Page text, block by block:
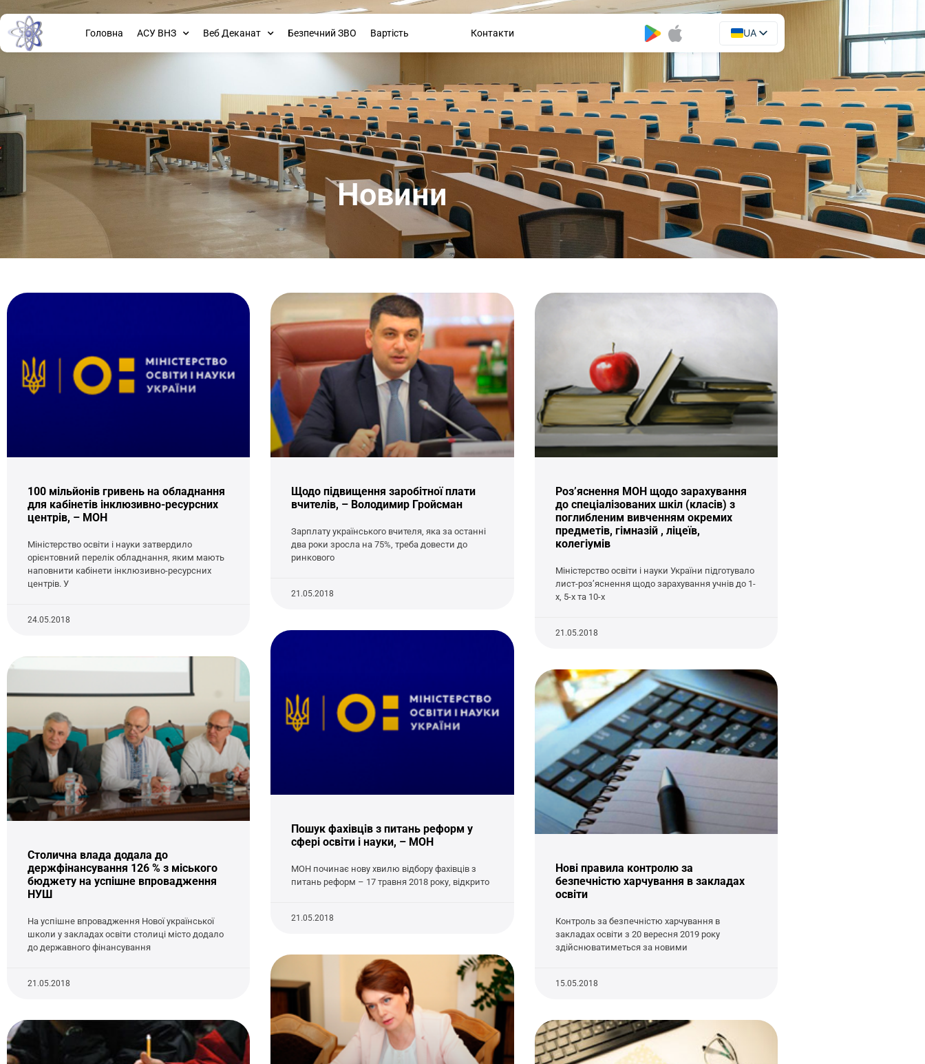
Головна АСУ ВНЗ Веб Деканат Безпечний ЗВО Вартість Контакти
UA
EN
Новини
100 мільйонів гривень на обладнання
для кабінетів інклюзивно-ресурсних
центрів, – МОН
Міністерство освіти і науки затвердило
орієнтовний перелік обладнання, яким мають
наповнити кабінети інклюзивно-ресурсних
центрів. У
24.05.2018
Щодо підвищення заробітної плати
вчителів, – Володимир Гройсман
Зарплату українського вчителя, яка за останні
два роки зросла на 75%, треба довести до
ринкового
21.05.2018
Роз’яснення МОН щодо зарахування
до спеціалізованих шкіл (класів) з
поглибленим вивченням окремих
предметів, гімназій , ліцеїв,
колегіумів
Міністерство освіти і науки України підготувало
лист-роз’яснення щодо зарахування учнів до 1-
х, 5-х та 10-х
21.05.2018
Столична влада додала до
держфінансування 126 % з міського
бюджету на успішне впровадження
НУШ
На успішне впровадження Нової української
школи у закладах освіти столиці місто додало
до державного фінансування
21.05.2018
Пошук фахівців з питань реформ у
сфері освіти і науки, – МОН
МОН починає нову хвилю відбору фахівців з
питань реформ – 17 травня 2018 року, відкрито
21.05.2018
Нові правила контролю за
безпечністю харчування в закладах
освіти
Контроль за безпечністю харчування в
закладах освіти з 20 вересня 2019 року
здійснюватиметься за новими
15.05.2018